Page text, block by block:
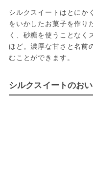
シルクスイートはとにか
をいかしたお菓子を作り
く、砂糖を使うことなく
ほど。濃厚な甘さと名前
むことができます。
シルクスイートのお